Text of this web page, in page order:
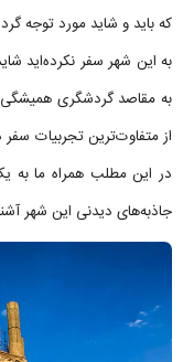
که باید و شاید مورد توجه
به این شهر سفر نکرده‌اید
به مقاصد گردشگری همیشگی
از متفاوت‌ترین تجربیات سفر
در این مطلب همراه ما به
جاذبه‌های دیدنی این شهر